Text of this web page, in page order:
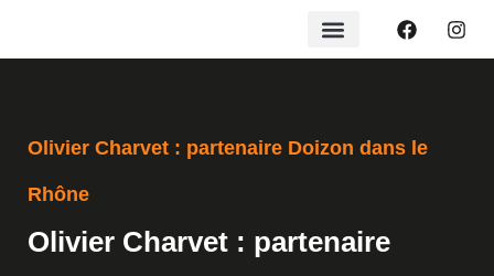
Olivier Charvet : partenaire Doizon dans le
Rhône
Olivier Charvet : partenaire